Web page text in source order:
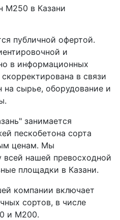
публичной офертой.
и
в информационных
в связи
сырье, оборудование и
занимается
пескобетона сорта
ценам. Мы
всей нашей превосходной
площадки в Казани.
компании включает
сортов, в числе
и М200.